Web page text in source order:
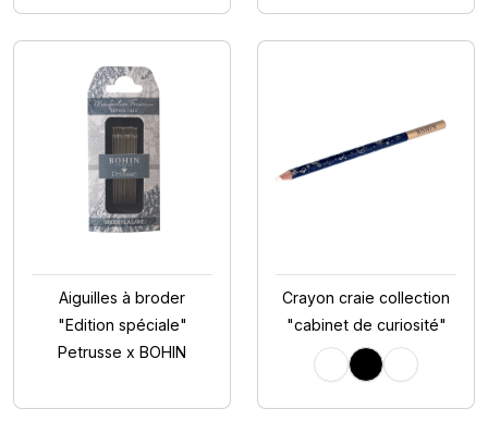
Aiguilles à broder
"Edition spéciale"
Petrusse x BOHIN
Crayon craie collection
"cabinet de curiosité"